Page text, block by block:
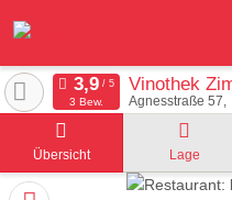
Vinothek
Agnesstraße 57
3 Bew.
Übersicht Lage